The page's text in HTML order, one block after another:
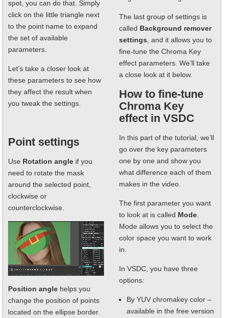
spot, you can do that. Simply
click on the little triangle next
to the point name to expand
the set of available
parameters.
Let’s take a closer look at
these parameters to see how
they affect the result when
you tweak the settings.
Point settings
Use Rotation angle if you
need to rotate the mask
around the selected point,
clockwise or
counterclockwise.
Position angle helps you
change the position of points
located on the ellipse border.
The last group of settings is
called Background remover
settings , and it allows you to
fine-tune the Chroma Key
effect parameters. We’ll take
a close look at it below.
How to fine-tune
Chroma Key
effect in VSDC
In this part of the tutorial, we’ll
go over the key parameters
one by one and show you
what difference each of them
makes in the video.
The first parameter you want
to look at is called Mode
Mode allows you to select the
color space you want to work
in.
In VSDC, you have three
options:
By YUV chromakey color –
available in the free version